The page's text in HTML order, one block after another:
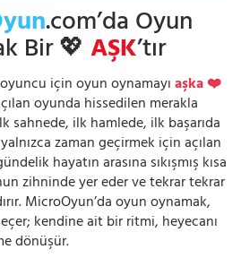
.com’da Oyun
Bir 💖AŞK’tır
için oyun oynamayıaşka ❤️
oyunda hissedilen merakla
sahnede, ilk hamlede, ilk başarıda
zaman geçirmek için açılan
hayatın arasına sıkışmış kısa
zihninde yer eder ve tekrar tekrar
MicroOyun’da oyun oynamak,
kendine ait bir ritmi, heyecanı
dönüşür.